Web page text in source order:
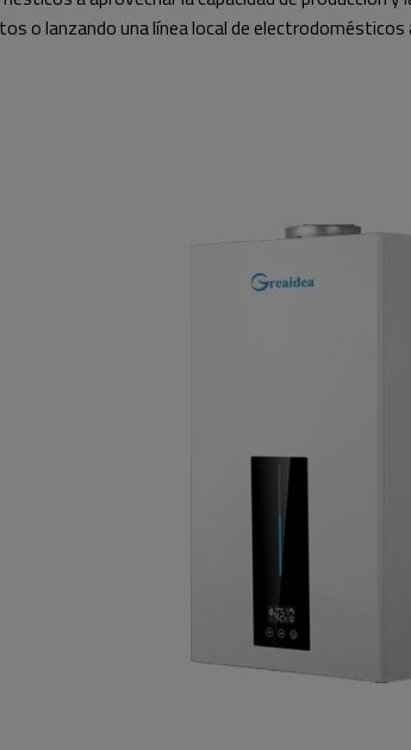
o lanzando una línea local de